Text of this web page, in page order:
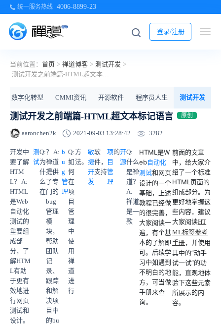
统一服务热线 4006-8899-23
登录/注册
当前位置： 首页 > 禅道博客 > 测试开发 >
测试开发之前端篇-HTML超文本标记语言
数字化转型 CMMI资讯 开源软件 程序员人生 测试开发
测试开发之前端篇-HTML超文本标记语言 原创
aaronchen2k 2021-09-03 13:28:42 3282
前面的文章
中，给大家介
绍了一个标准
HTML页面的
组成部分。为
更好地掌握这
些内容，建议
大家阅读HT
ML标签参考
手册，并使用
其中的”动手
试一试“的功
能，直观地体
验下这些元素
所展示的内
容。
HTML是W
eb自动化
测试和网页
设计的一个
基础，上述
教程已经做
的很完善，
大家阅读一
遍，有个基
本的了解即
可。后续学
习中如遇到
不明白的地
方，可当做
手册来查
询。
Q:
什么
是禅
道？
A:
禅道
是一
款
开
源
的
项
目
管
理
软
件，
支持
敏
捷
开
发
方
法。
Q:
如
何
在
项
目
管
理
中
使
用
禅
道
进
行
b
u
g
管
理
？ A:
禅道
提供
了专
门的
bug
管理
模
块，
帮助
团队
记
录、
跟踪
和解
决项
目中
的bu
Q:
为
什
么
在
测
试
开发中
要了解
HTM
L？ A:
HTML
是Web
自动化
测试的
重要组
成部
分，了
解HTM
L有助
于更有
效地进
行网页
测试和
设计。